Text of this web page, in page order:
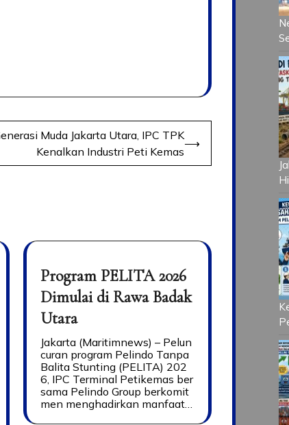
Muda Jakarta Utara, IPC TPK
Kenalkan Industri Peti Kemas
⟶
Program PELITA 2026
Dimulai di Rawa Badak
Utara
Jakarta (Maritimnews) – Pelun
curan program Pelindo Tanpa
Balita Stunting (PELITA) 202
6, IPC Terminal Petikemas ber
sama Pelindo Group berkomit
men menghadirkan manfaat…